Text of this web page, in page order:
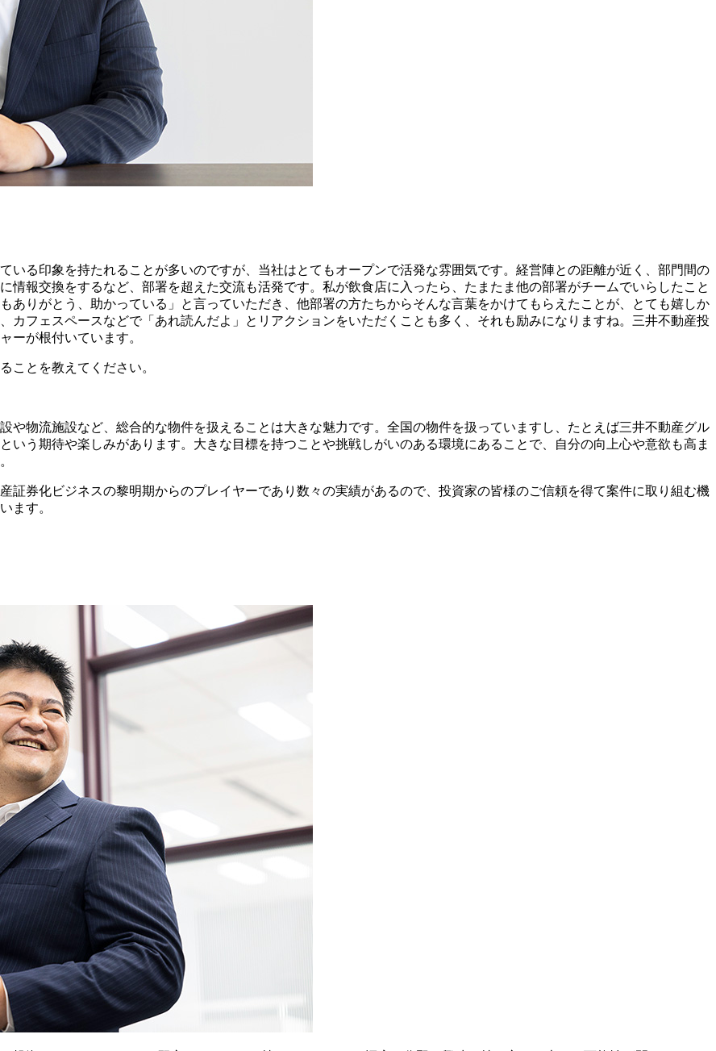
いる印象を持たれることが多いのですが、当社はとてもオープンで活発な雰囲気です。経営陣との距離が近く、部門間の
情報交換をするなど、部署を超えた交流も活発です。私が飲食店に入ったら、たまたま他の部署がチームでいらしたこと
ありがとう、助かっている」と言っていただき、他部署の方たちからそんな言葉をかけてもらえたことが、とても嬉しか
カフェスペースなどで「あれ読んだよ」とリアクションをいただくことも多く、それも励みになりますね。三井不動産投
ーが根付いています。
ことを教えてください。
や物流施設など、総合的な物件を扱えることは大きな魅力です。全国の物件を扱っていますし、たとえば三井不動産グル
いう期待や楽しみがあります。大きな目標を持つことや挑戦しがいのある環境にあることで、自分の向上心や意欲も高ま
証券化ビジネスの黎明期からのプレイヤーであり数々の実績があるので、投資家の皆様のご信頼を得て案件に取り組む機
ます。